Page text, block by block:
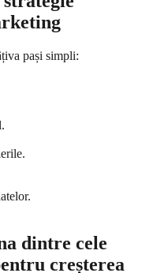
pași simpli:
dintre cele
creșterea